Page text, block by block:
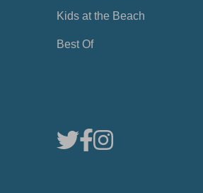
Kids at the Beach
Best Of